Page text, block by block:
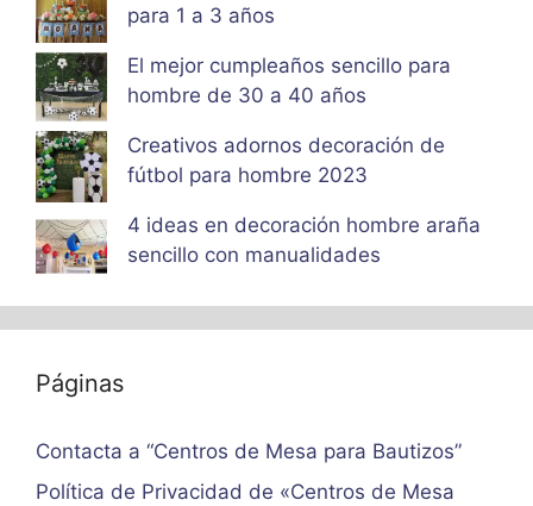
para 1 a 3 años
El mejor cumpleaños sencillo para
hombre de 30 a 40 años
Creativos adornos decoración de
fútbol para hombre 2023
4 ideas en decoración hombre araña
sencillo con manualidades
Páginas
Contacta a “Centros de Mesa para Bautizos”
Política de Privacidad de «Centros de Mesa